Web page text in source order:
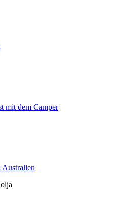
mit dem Camper
Australien